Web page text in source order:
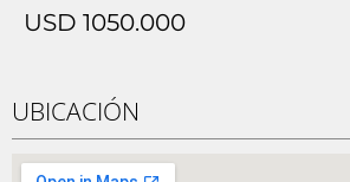
USD 1050.000
UBICACIÓN